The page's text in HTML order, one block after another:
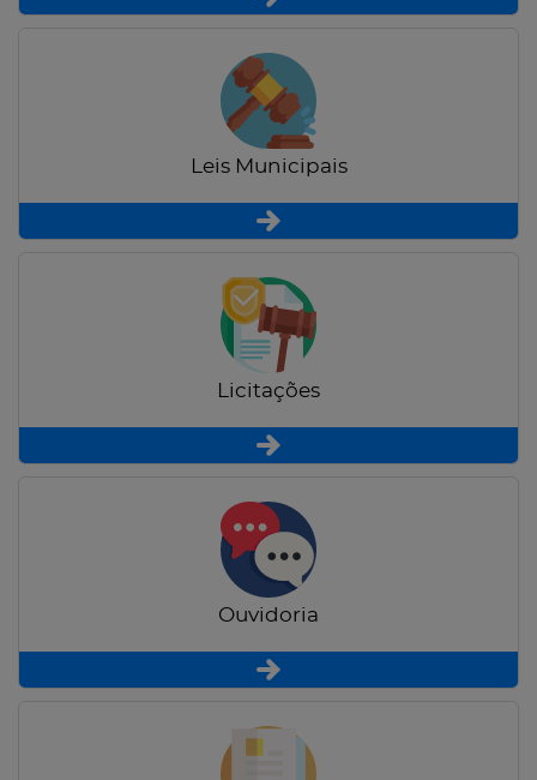
Leis Municipais
Licitações
Ouvidoria